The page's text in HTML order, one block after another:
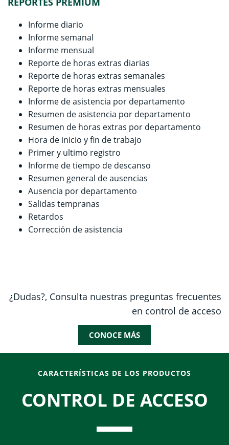
Informe diario
Informe semanal
Informe mensual
Reporte de horas extras diarias
Reporte de horas extras semanales
Reporte de horas extras mensuales
Informe de asistencia por departamento
Resumen de asistencia por departamento
Resumen de horas extras por departamento
Hora de inicio y fin de trabajo
Primer y ultimo registro
Informe de tiempo de descanso
Resumen general de ausencias
Ausencia por departamento
Salidas tempranas
Retardos
Corrección de asistencia
¿Dudas?, Consulta nuestras preguntas frecuentes
en control de acceso
CONOCE MÁS
CARACTERÍSTICAS DE LOS PRODUCTOS
CONTROL DE ACCESO